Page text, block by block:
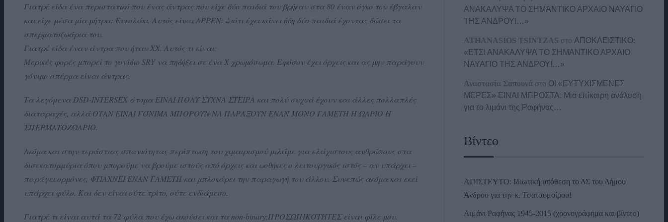
Γιατρέ είδα ένα περιστατικό που ένας άντρας που είχε δύο παιδιά του βρήκαν στα 80 έναν όγκο τον έβγαλαν
και είχε μέσα μία μήτρα: Ευκολάκι. Αυτός είναι ΑΡΡΕΝ. Διότι έχει κάνει ήδη δύο παιδιά έχοντας δώσει τα
σπερματοζωάρια του.
Γιατρέ είδα έναν άντρα που ήταν ΧΧ. Αυτός τι είναι;
Μερικές φορές μπορεί το γονίδιο SRY να πηδήξει σε ένα Χ χρωμόσωμα. Εφόσον έχει όρχεις και ας μην παράγουν
γόνιμο σπέρμα είναι άντρας.
Τα λεγόμενα DSD-INTERSEX άτομα ΕΙΝΑΙ ΠΟΛΎ ΣΥΧΝΑ ΣΤΕΙΡΑ και πολύ συχνά έχουν και άλλες πολλαπλές
διαταραχές, αλλά ΟΤΑΝ ΕΊΝΑΙ ΓΌΝΙΜΑ ΜΠΟΡΟΎΝ ΝΑ ΠΑΡΆΞΟΥΝ ΕΝΑΝ ΜΟΝΟ ΓΑΜΕΤΗ Ή ΩΑΡΙΟ Ή
ΣΠΕΡΜΑΤΟΖΩΑΡΙΟ.
Ακόμα και στην τεράστιας σπανιότητας περίπτωση του χιμαιρισμού μιλάμε για ελάχιστους ανθρώπους στα
δισεκατομμύρια όπου μπορούμε να βρούμε ιστούς από όρχεις και ωοθήκες ο λειτουργικός ιστός – αν υπάρχει –
παράγει ορμόνες, ΦΤΙΑΧΝΕΙ ΕΝΑΝ ΓΑΜΕΤΗ και μπλοκάρει την παραγωγή του άλλου. Συνεπώς ακόμα και εκεί
υπάρχει φύλο. Και δεν είναι ούτε τρίτο, ούτε ενδιάμεσο.
Γιατρέ τι είναι αυτά τα 72 φύλα που έχω ακούσει και τα non-binary;ΠΡΟΣΩΠΙΚΌΤΗΤΕΣ είναι φίλε μου.
ΑΝΑΚΑΛΥΨΑ ΤΟ ΣΗΜΑΝΤΙΚΟ ΑΡΧΑΙΟ ΝΑΥΑΓΙΟ
ΤΗΣ ΑΝΔΡΟΥ!…»
ATHANASIOS TSINTZAS στοΑΠΟΚΛΕΙΣΤΙΚΟ:
«ΕΤΣΙ ΑΝΑΚΑΛΥΨΑ ΤΟ ΣΗΜΑΝΤΙΚΟ ΑΡΧΑΙΟ
ΝΑΥΑΓΙΟ ΤΗΣ ΑΝΔΡΟΥ!…»
Αναστασία Σαπουνά στο ΟΙ «ΕΥΤΥΧΙΣΜΕΝΕΣ
ΜΕΡΕΣ» ΕΙΝΑΙ ΜΠΡΟΣΤΑ: Μια επίκαιρη ανάλυση
για το λιμάνι της Ραφήνας…
Βίντεο
ΑΠΙΣΤΕΥΤΟ: Ιδιωτική υπόθεση το ΔΣ του Δήμου
Άνδρου για την κ. Τσατσομοίρου!
Λιμάνι Ραφήνας 1945-2015 (χρονογράφημα και βίντεο)